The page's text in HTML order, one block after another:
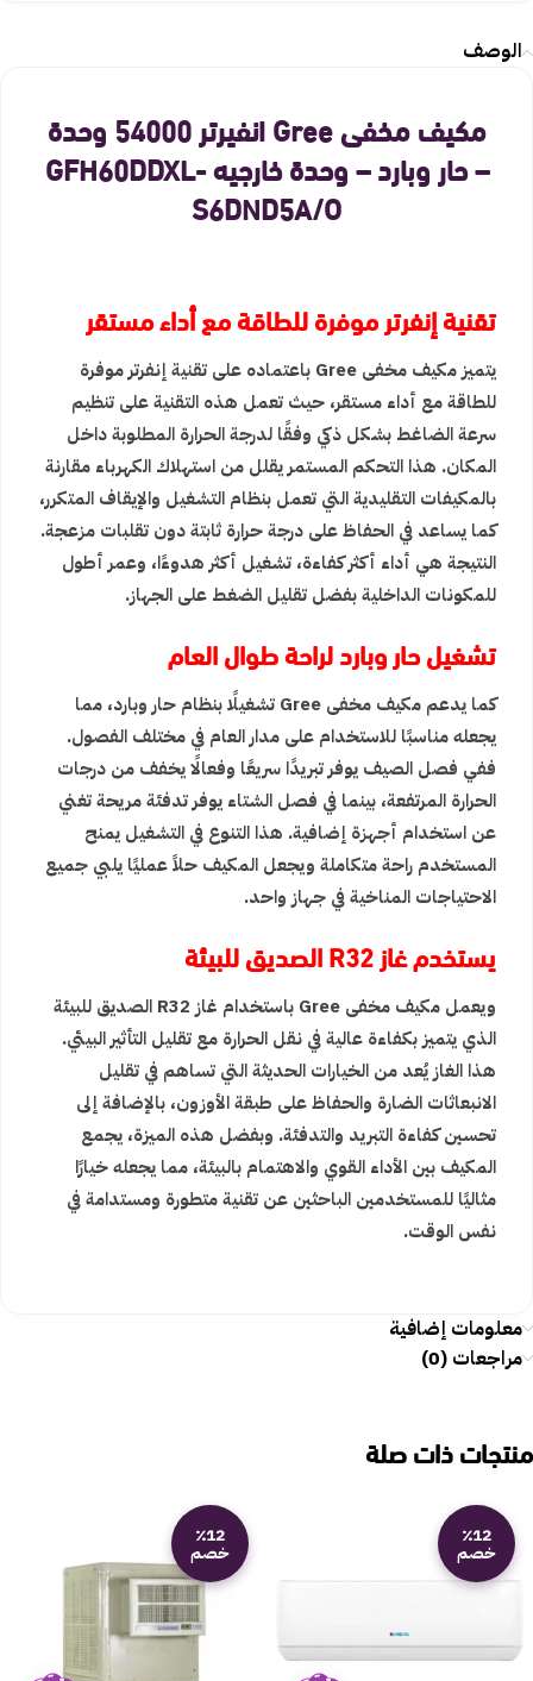
الوصف
مكيف مخفى Gree انفيرتر 54000 وحدة
– حار وبارد – وحدة خارجيه GFH60DDXL-
S6DND5A/O
تقنية إنفرتر موفرة للطاقة مع أداء مستقر
يتميز مكيف مخفى Gree باعتماده على تقنية إنفرتر موفرة
للطاقة مع أداء مستقر، حيث تعمل هذه التقنية على تنظيم
سرعة الضاغط بشكل ذكي وفقًا لدرجة الحرارة المطلوبة داخل
المكان. هذا التحكم المستمر يقلل من استهلاك الكهرباء مقارنة
بالمكيفات التقليدية التي تعمل بنظام التشغيل والإيقاف المتكرر،
كما يساعد في الحفاظ على درجة حرارة ثابتة دون تقلبات مزعجة.
النتيجة هي أداء أكثر كفاءة، تشغيل أكثر هدوءًا، وعمر أطول
للمكونات الداخلية بفضل تقليل الضغط على الجهاز.
تشغيل حار وبارد لراحة طوال العام
كما يدعم مكيف مخفى Gree تشغيلًا بنظام حار وبارد، مما
يجعله مناسبًا للاستخدام على مدار العام في مختلف الفصول.
ففي فصل الصيف يوفر تبريدًا سريعًا وفعالًا يخفف من درجات
الحرارة المرتفعة، بينما في فصل الشتاء يوفر تدفئة مريحة تغني
عن استخدام أجهزة إضافية. هذا التنوع في التشغيل يمنح
المستخدم راحة متكاملة ويجعل المكيف حلاً عمليًا يلبي جميع
الاحتياجات المناخية في جهاز واحد.
يستخدم غاز R32 الصديق للبيئة
ويعمل مكيف مخفى Gree باستخدام غاز R32 الصديق للبيئة
الذي يتميز بكفاءة عالية في نقل الحرارة مع تقليل التأثير البيئي.
هذا الغاز يُعد من الخيارات الحديثة التي تساهم في تقليل
الانبعاثات الضارة والحفاظ على طبقة الأوزون، بالإضافة إلى
تحسين كفاءة التبريد والتدفئة. وبفضل هذه الميزة، يجمع
المكيف بين الأداء القوي والاهتمام بالبيئة، مما يجعله خيارًا
مثاليًا للمستخدمين الباحثين عن تقنية متطورة ومستدامة في
نفس الوقت.
معلومات إضافية
مراجعات (0)
منتجات ذات صلة
٪12
خصم
٪12
خصم